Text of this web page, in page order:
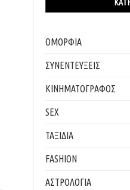
ΟΜΟΡΦΙΑ
ΣΥΝΕΝΤΕΥΞΕΙΣ
ΚΙΝΗΜΑΤΟΓΡΑΦΟΣ
SEX
ΤΑΞΙΔΙΑ
FASHION
ΑΣΤΡΟΛΟΓΙΑ